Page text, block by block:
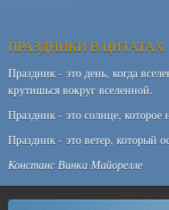
ПРАЗДНИКИ В ЦИТАТАХ
Праздник - это день, когда
крутишься вокруг вселенной.
Праздник - это солнце, которое
Праздник - это ветер, который
Констанс Винка Майорелле